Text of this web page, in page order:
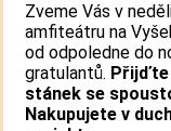
Zveme Vás v
amfiteátru na
od odpoledne do
gratulantů. Přijďte
stánek se
Nakupujete v